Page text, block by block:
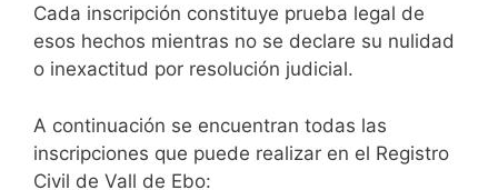
Cada inscripción constituye prueba legal de
esos hechos mientras no se declare su nulidad
o inexactitud por resolución judicial.
A continuación se encuentran todas las
inscripciones que puede realizar en el Registro
Civil de Vall de Ebo: